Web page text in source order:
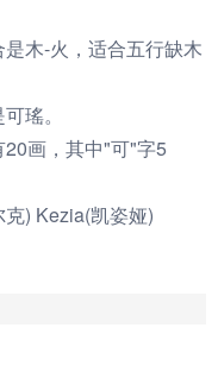
木-火，适合五行缺木
瑤。
画，其中"可"字5
) Kezia(凯姿娅)